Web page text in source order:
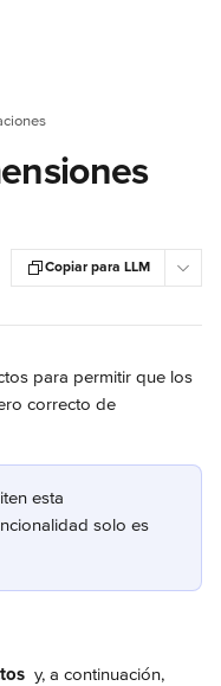
Copiar para LLM
para permitir que los
correcto de
esta
solo es
y, a continuación,